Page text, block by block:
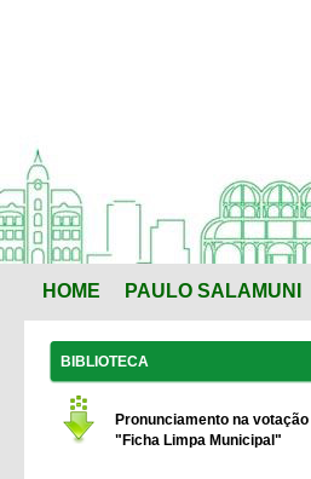
HOME PAULO SALAMUNI
BIBLIOTECA
Pronunciamento na votação
"Ficha Limpa Municipal"